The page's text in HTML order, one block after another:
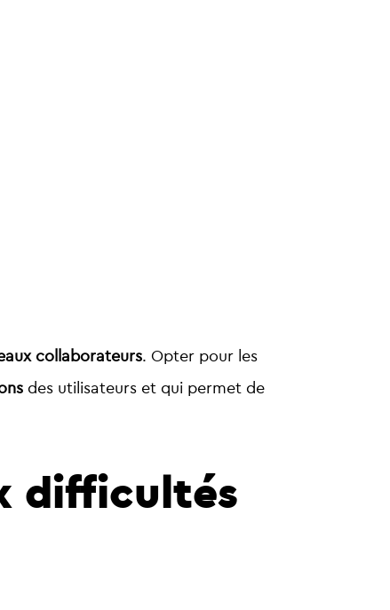
collaborateurs. Opter pour les
des utilisateurs et qui permet de
difficultés